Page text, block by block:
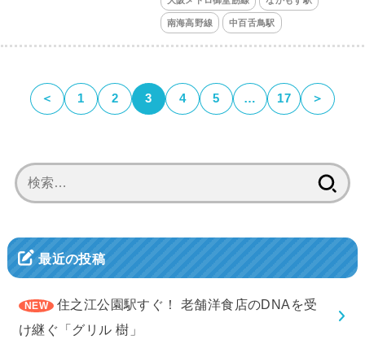
南海高野線 中百舌鳥駅
＜ 1 2 3 4 5 … 17 ＞
索:
最近の投稿
住之江公園駅すぐ！ 老舗洋食店のDNAを受
け継ぐ「グリル 樹」